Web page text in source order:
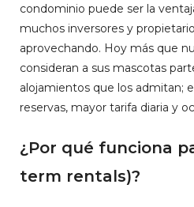
condominio puede ser la
muchos inversores y
aprovechando. Hoy más que
consideran a sus mascotas
alojamientos que los admitan;
reservas, mayor tarifa diaria y
¿Por qué funciona
term rentals)?